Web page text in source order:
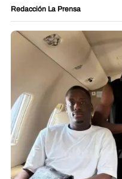
Redacción La Prensa